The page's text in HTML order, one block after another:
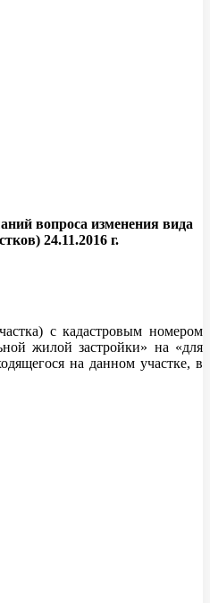
вопроса изменения вида
24.11.2016 г.
с кадастровым номером
жилой застройки» на «для
на данном участке, в